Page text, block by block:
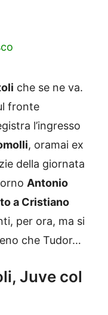
che se ne va.
fronte
l’ingresso
, oramai ex
della giornata
Antonio
a Cristiano
per ora, ma si
che Tudor…
Juve col